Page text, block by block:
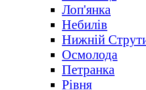
Лоп'янка
Небилів
Нижній
Осмолода
Петранка
Рівня